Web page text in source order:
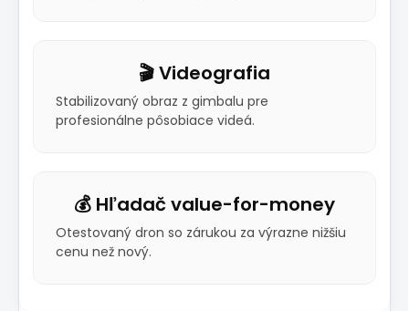
🎬 Videografia
Stabilizovaný obraz z gimbalu pre
profesionálne pôsobiace videá.
💰 Hľadač value-for-money
Otestovaný dron so zárukou za výrazne nižšiu
cenu než nový.